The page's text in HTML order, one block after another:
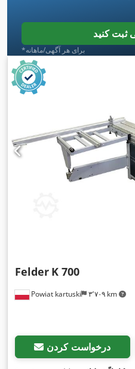
ثبت کنید
*برای هر آگهی/ماهانه
Powiat kartuski ۳٬۷۰۹ km
Felder K 700
درخواست کردن